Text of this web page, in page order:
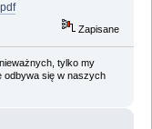
Zapisane
tylko my
odbywa się w naszych